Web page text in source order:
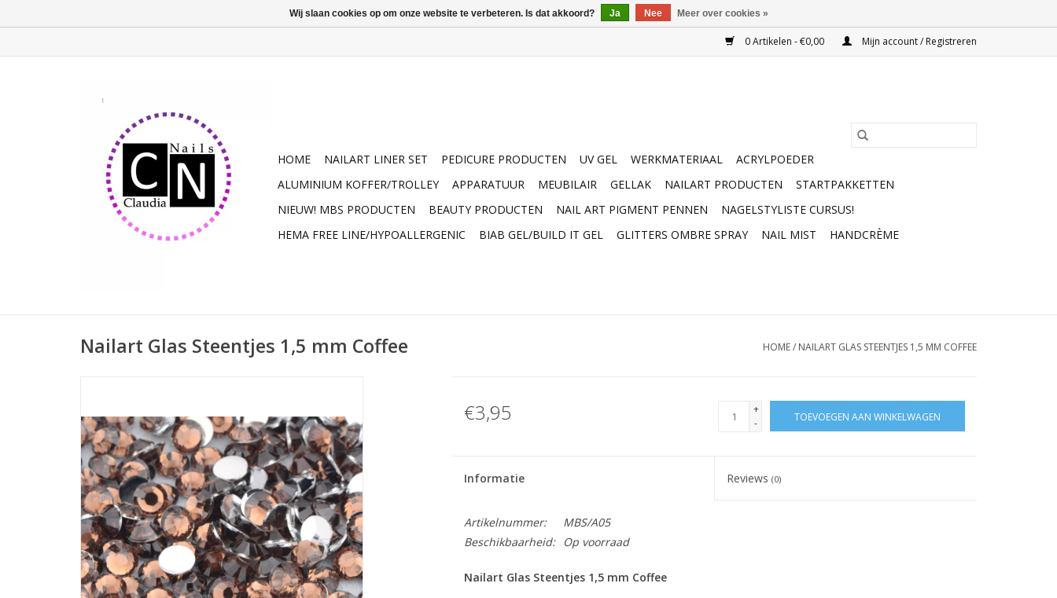
0 Artikelen - €0,00 Mijn account / Registreren
HOME NAILART LINER SET PEDICURE PRODUCTEN UV GEL WERKMATERIAAL
ACRYLPOEDER
ALUMINIUM KOFFER/TROLLEY
APPARATUUR MEUBILAIR GELLAK NAILART PRODUCTEN
STARTPAKKETTEN
NIEUW! MBS PRODUCTEN
BEAUTY PRODUCTEN NAIL ART PIGMENT PENNEN
NAGELSTYLISTE CURSUS!
HEMA FREE LINE/HYPOALLERGENIC
BIAB GEL/BUILD IT GEL GLITTERS OMBRE SPRAY NAIL MIST HANDCRÈME
Nailart Glas Steentjes 1,5 mm Coffee HOME/ NAILART GLAS STEENTJES 1,5 MM COFFEE
€3,95
+
-
TOEVOEGEN AAN WINKELWAGEN
Informatie Reviews(0)
Artikelnummer:
MBS/A05
Beschikbaarheid:
Op voorraad
Nailart Glas Steentjes 1,5 mm Coffee
Wij slaan cookies op om onze website te verbeteren. Is dat akkoord? Ja Nee Meer over cookies »